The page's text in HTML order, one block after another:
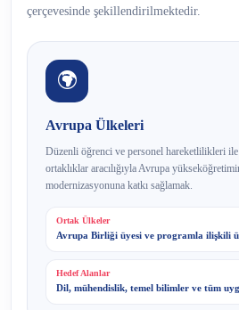
çerçevesinde şekillendirilmektedir.
Avrupa Ülkeleri
Düzenli öğrenci ve personel hareketlilikleri
ortaklıklar aracılığıyla Avrupa
modernizasyonuna katkı sağlamak.
Ortak Ülkeler
Avrupa Birliği üyesi ve programla ilişkili
Hedef Alanlar
Dil, mühendislik, temel bilimler ve tüm